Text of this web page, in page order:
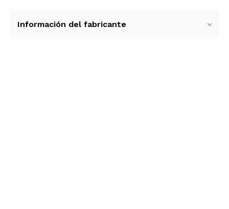
óptimo para la espalda, reduciendo la fatiga. Las
Información del fabricante